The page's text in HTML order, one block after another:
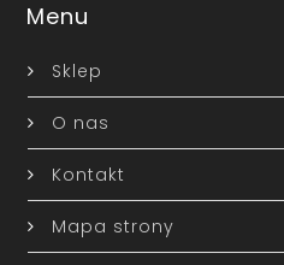
Menu
Sklep
O nas
Kontakt
Mapa strony